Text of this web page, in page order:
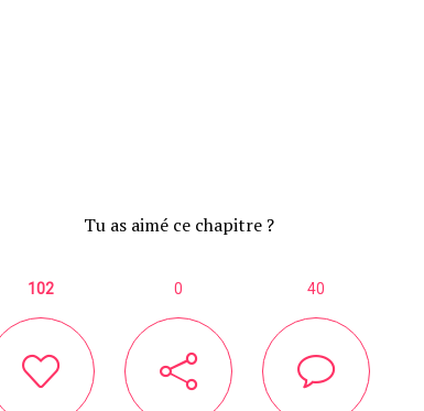
Tu as aimé ce chapitre ?
102 0 40